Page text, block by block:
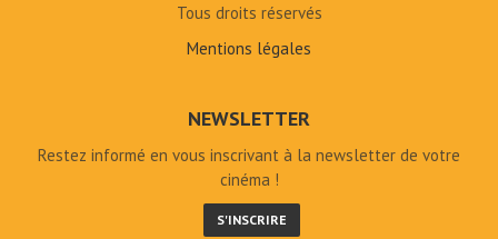
Tous droits réservés
Mentions légales
NEWSLETTER
Restez informé en vous inscrivant à la newsletter de votre
cinéma !
S'INSCRIRE